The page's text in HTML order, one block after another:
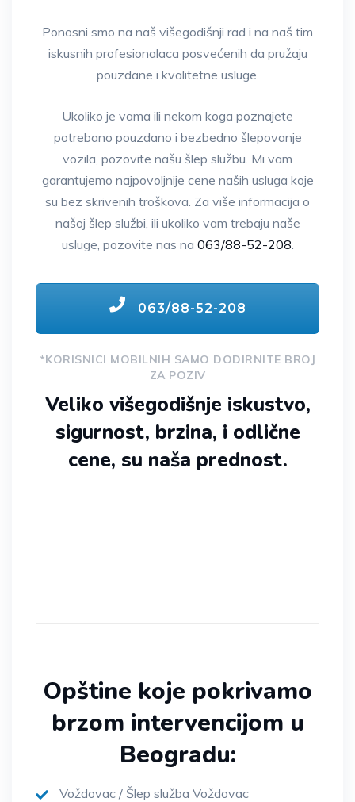
Ponosni smo na naš višegodišnji rad i na naš tim
iskusnih profesionalaca posvećenih da pružaju
pouzdane i kvalitetne usluge.
Ukoliko je vama ili nekom koga poznajete
potrebano pouzdano i bezbedno šlepovanje
vozila, pozovite našu šlep službu. Mi vam
garantujemo najpovoljnije cene naših usluga koje
su bez skrivenih troškova. Za više informacija o
našoj šlep službi, ili ukoliko vam trebaju naše
usluge, pozovite nas na 063/88-52-208.
063/88-52-208
*KORISNICI MOBILNIH SAMO DODIRNITE BROJ
ZA POZIV
Veliko višegodišnje iskustvo,
sigurnost, brzina, i odlične
cene, su naša prednost.
Opštine koje pokrivamo
brzom intervencijom u
Beogradu:
Voždovac / Šlep služba Voždovac